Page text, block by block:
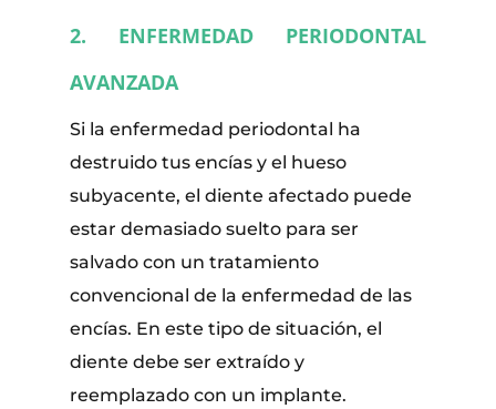
2. ENFERMEDAD PERIODONTAL
AVANZADA
Si la enfermedad periodontal ha
destruido tus encías y el hueso
subyacente, el diente afectado puede
estar demasiado suelto para ser
salvado con un tratamiento
convencional de la enfermedad de las
encías. En este tipo de situación, el
diente debe ser extraído y
reemplazado con un implante.